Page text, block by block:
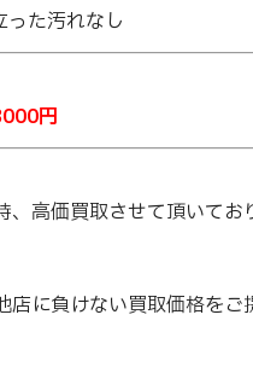
た汚れなし
円
高価買取させて頂いてお
に負けない買取価格をご